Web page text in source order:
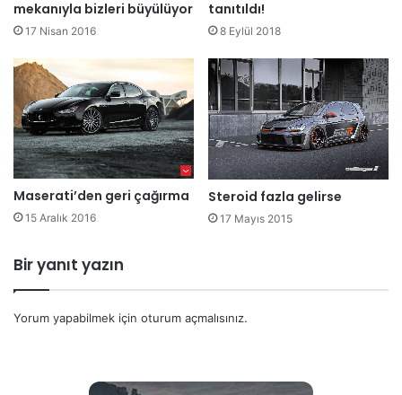
mekanıyla bizleri büyülüyor
17 Nisan 2016
tanıtıldı!
8 Eylül 2018
Maserati’den geri çağırma
15 Aralık 2016
Steroid fazla gelirse
17 Mayıs 2015
Bir yanıt yazın
Yorum yapabilmek için oturum açmalısınız.